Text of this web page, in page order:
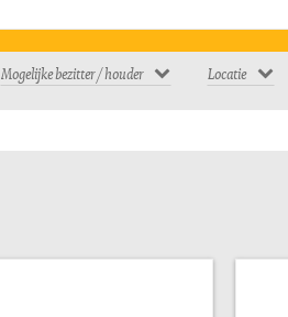
Mogelijke bezitter / houder Locatie